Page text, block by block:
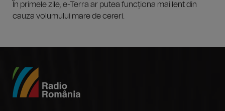
În primele zile, e-Terra ar putea funcționa mai lent din
cauza volumului mare de cereri.